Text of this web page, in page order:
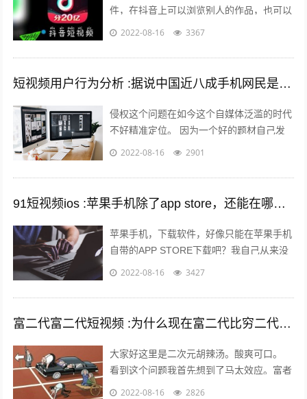
件，在抖音上可以浏览别人的作品，也可以
发布自己的作品，那么自己发布作品的时候
2022-08-16 3367
短视频用户行为分析 :据说中国近八成手机网民是短视频用户，侵权问题如何解决？
侵权这个问题在如今这个自媒体泛滥的时代
不好精准定位。 因为一个好的题材自己发
布出去可能只需要短短的几分钟时间就能够
2022-08-16 2901
91短视频ios :苹果手机除了app store，还能在哪里下载软件？包括一些破解软件？
苹果手机，下载软件，好像只能在苹果手机
自带的APP STORE下载吧？我自己从来没
有尝试过在其他地方下载，在越狱最火热的
2022-08-16 3427
富二代富二代短视频 :为什么现在富二代比穷二代努力？
大家好这里是二次元胡辣汤。酸爽可口。
看到这个问题我首先想到了马太效应。富者
更富，穷者更穷。这也是一个不争的事实。
2022-08-16 2826